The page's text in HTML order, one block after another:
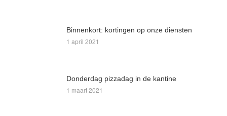
Binnenkort: kortingen op onze diensten
1 april 2021
Donderdag pizzadag in de kantine
1 maart 2021